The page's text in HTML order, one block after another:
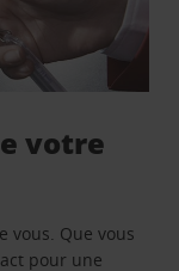
votre
vous. Que vous
pour une